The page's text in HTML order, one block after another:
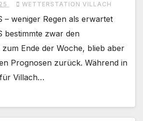
WETTERSTATION VILLACH
– weniger Regen als erwartet
bestimmte zwar den
Ende der Woche, blieb aber
Prognosen zurück. Während in
Villach…